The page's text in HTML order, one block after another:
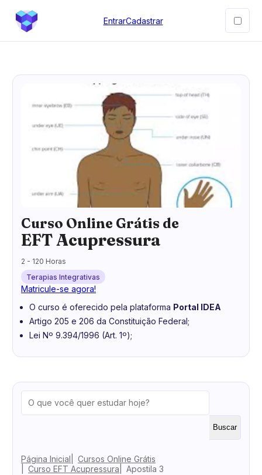
EntrarCadastrar
Curso Online Grátis de
EFT Acupressura
2 - 120 Horas
Terapias Integrativas
Matricule-se agora!
O curso é oferecido pela plataforma Portal IDEA
Artigo 205 e 206 da Constituição Federal;
Lei Nº 9.394/1996 (Art. 1º);
Buscar
Página Inicial
Cursos Online Grátis
Curso EFT Acupressura
Apostila 3